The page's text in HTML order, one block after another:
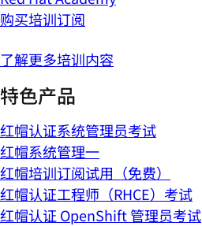
购买培训订阅
了解更多培训内容
特色产品
红帽认证系统管理员考试
红帽系统管理一
红帽培训订阅试用（免费）
红帽认证工程师（RHCE）考试
红帽认证 OpenShift 管理员考试